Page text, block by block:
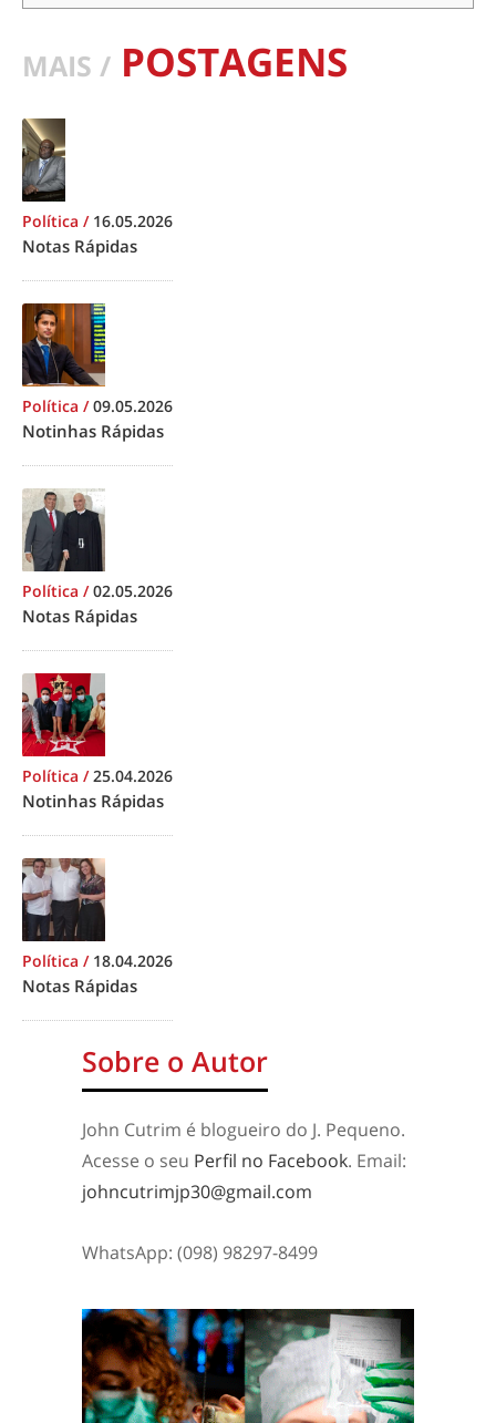
MAIS / POSTAGENS
Política / 16.05.2026
Notas Rápidas
Política /09.05.2026
Notinhas Rápidas
Política /02.05.2026
Notas Rápidas
Política /25.04.2026
Notinhas Rápidas
Política / 18.04.2026
Notas Rápidas
Sobre o Autor
John Cutrim é blogueiro do J. Pequeno.
Acesse o seu Perfil no Facebook. Email:
johncutrimjp30@gmail.com
WhatsApp: (098) 98297-8499